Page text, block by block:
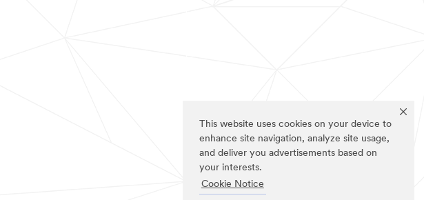
This website uses cookies on your device to
enhance site navigation, analyze site usage,
and deliver you advertisements based on
your interests.
Cookie Notice